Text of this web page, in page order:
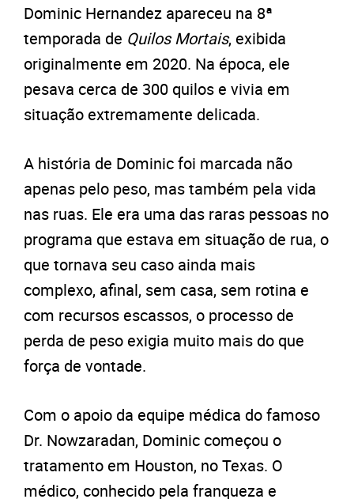
Dominic Hernandez apareceu na 8ª
temporada de Quilos Mortais, exibida
originalmente em 2020. Na época, ele
pesava cerca de 300 quilos e vivia em
situação extremamente delicada.
A história de Dominic foi marcada não
apenas pelo peso, mas também pela vida
nas ruas. Ele era uma das raras pessoas no
programa que estava em situação de rua, o
que tornava seu caso ainda mais
complexo, afinal, sem casa, sem rotina e
com recursos escassos, o processo de
perda de peso exigia muito mais do que
força de vontade.
Com o apoio da equipe médica do famoso
Dr. Nowzaradan, Dominic começou o
tratamento em Houston, no Texas. O
médico, conhecido pela franqueza e